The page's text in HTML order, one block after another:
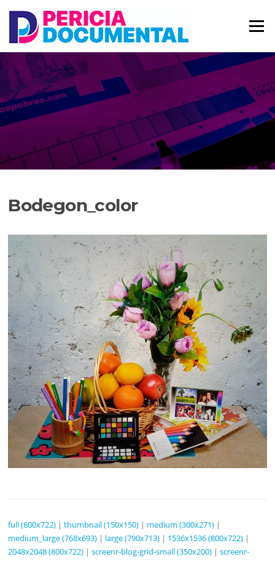
contenido
Menú
Bodegon_color
full (800x722) |thumbnail (150x150) | medium (300x271) |
medium_large (768x693) | large (790x713) | 1536x1536 (800x722) |
2048x2048 (800x722) |screenr-blog-grid-small (350x200) |screenr-